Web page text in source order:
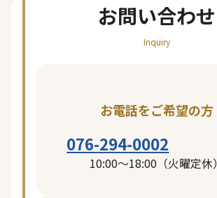
お問い合わせ
Inquiry
お電話をご希望の方
076-294-0002
10:00〜18:00（火曜定休）